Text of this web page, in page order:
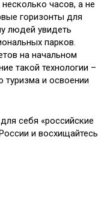
часов, а не
горизонты для
людей увидеть
парков.
на начальном
такой технологии –
туризма и освоении
себя «российские
и восхищайтесь